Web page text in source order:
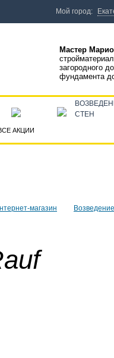
магазин
Мастер Марио
загородного
фундамента
АКЦИИ
СТЕН
Мой город: